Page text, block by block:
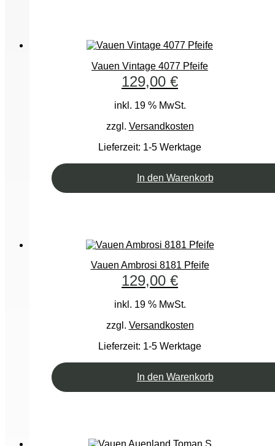
Vauen Vintage 4077 Pfeife
129,00 €
inkl. 19 % MwSt.
zzgl. Versandkosten
Lieferzeit: 1-5 Werktage
In den Warenkorb
Vauen Ambrosi 8181 Pfeife
129,00 €
inkl. 19 % MwSt.
zzgl. Versandkosten
Lieferzeit: 1-5 Werktage
In den Warenkorb